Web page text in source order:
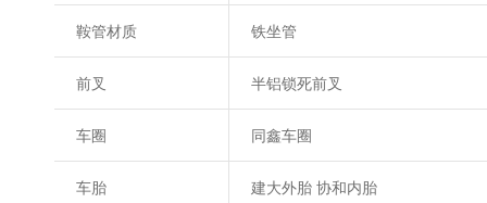
鞍管材质 铁坐管
前叉 半铝锁死前叉
车圈 同鑫车圈
车胎 建大外胎 协和内胎